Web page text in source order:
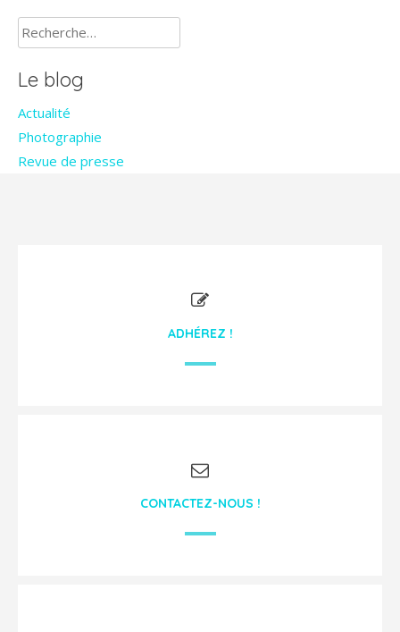
Rechercher :
Le blog
Actualité
Photographie
Revue de presse
ADHÉREZ !
CONTACTEZ-NOUS !